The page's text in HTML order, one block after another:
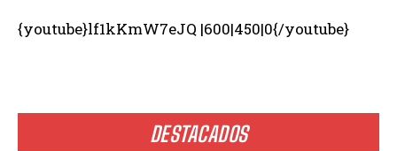
DESTACADOS
{youtube}lf1kKmW7eJQ |600|450|0{/youtube}